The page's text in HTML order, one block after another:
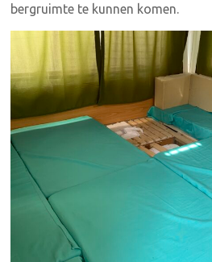
bergruimte te kunnen komen.